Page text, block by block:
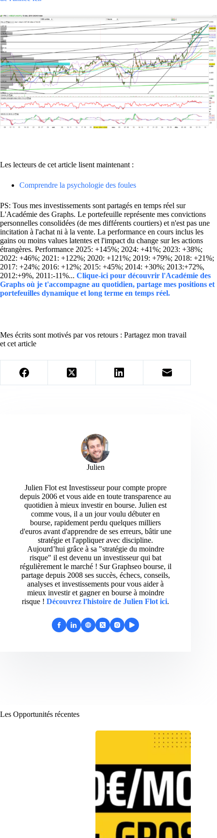
Les lecteurs de cet article lisent maintenant :
Comprendre la psychologie des foules
PS: Tous mes investissements sont partagés en temps réel sur
L'Académie des Graphs. Le portefeuille représente mes convictions
personnelles consolidées (de mes différents courtiers) et n'est pas une
incitation à l'achat ni à la vente. La performance en cours inclus les
gains ou moins values latentes et l'impact du change sur les actions
étrangères. Performance 2025: +145%; 2024: +41%; 2023: +38%;
2022: +46%; 2021: +122%; 2020: +121%; 2019: +79%; 2018: +21%;
2017: +24%; 2016: +12%; 2015: +45%; 2014: +30%; 2013:+72%,
2012:+9%, 2011:-11%... Clique-ici pour découvrir l'Académie des
Graphs où je t'accompagne au quotidien, partage mes positions et
portefeuilles dynamique et long terme en temps réel.
Mes écrits sont motivés par vos retours : Partagez mon travail
et cet article
Julien
Julien Flot est Investisseur pour compte propre
depuis 2006 et vous aide en toute transparence au
quotidien à mieux investir en bourse. Julien est
comme vous, il a un jour voulu débuter en
bourse, rapidement perdu quelques milliers
d'euros avant d'apprendre de ses erreurs, bâtir une
stratégie et l'appliquer avec discipline.
Aujourd’hui grâce à sa "stratégie du moindre
risque" il est devenu un investisseur qui bat
régulièrement le marché ! Sur Graphseo bourse, il
partage depuis 2008 ses succès, échecs, conseils,
analyses et investissements pour vous aider à
mieux investir et gagner en bourse à moindre
risque ! Découvrez l'histoire de Julien Flot ici.
Les Opportunités récentes